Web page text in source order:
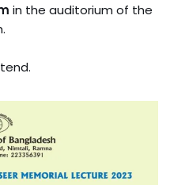
in the auditorium of the